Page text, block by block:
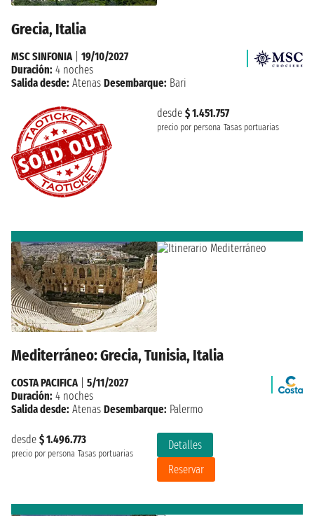
Grecia, Italia
desde $ 1.451.757
precio por persona Tasas portuarias
MSC SINFONIA
19/10/2027
Duración: 4 noches
Salida desde: Atenas Desembarque: Bari
Mediterráneo: Grecia, Tunisia, Italia
desde $ 1.496.773
precio por persona Tasas portuarias
Detalles
Reservar
COSTA PACIFICA| 5/11/2027
Duración: 4 noches
Salida desde: Atenas Desembarque: Palermo